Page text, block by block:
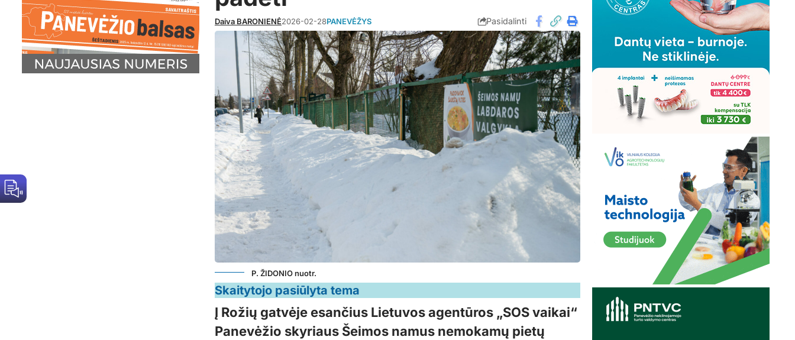
Daiva BARONIENĖ2026-02-28PANEVĖŽYS Pasidalinti
P. ŽIDONIO nuotr.
Skaitytojo pasiūlyta tema
Į Rožių gatvėje esančius Lietuvos agentūros „SOS vaikai“
Panevėžio skyriaus Šeimos namus nemokamų pietų